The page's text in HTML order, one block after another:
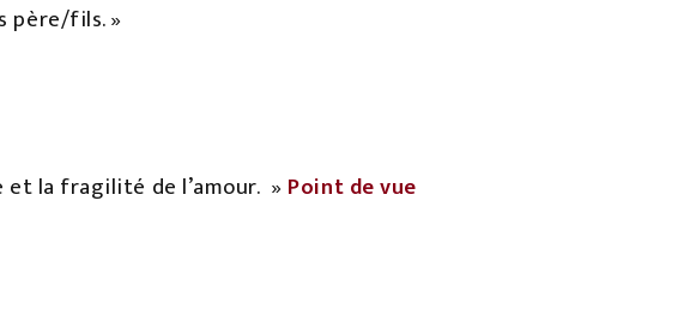
père/fils. »
la fragilité de l’amour. » Point de vue